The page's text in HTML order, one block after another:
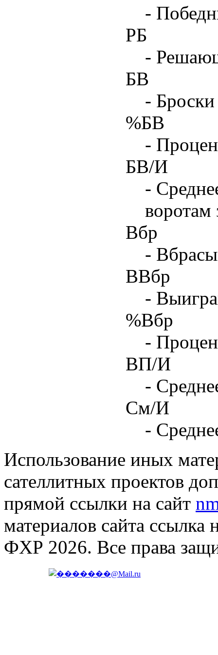
-
РБ
-
БВ
-
%БВ
-
БВ/И
-
воротам
Вбр
-
ВВбр
-
%Вбр
-
ВП/И
-
См/И
-
Использование иных
сателлитных проектов
прямой ссылки на сайт
материалов сайта ссылка
ФХР 2026. Все права